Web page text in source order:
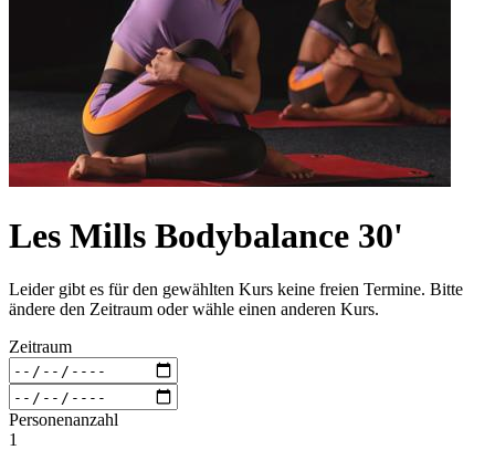
Les Mills Bodybalance 30'
Leider gibt es für den gewählten Kurs keine freien Termine. Bitte
ändere den Zeitraum oder wähle einen anderen Kurs.
Zeitraum
Personenanzahl
1